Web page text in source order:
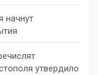
начнут
утвердило